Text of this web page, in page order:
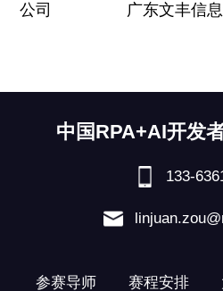
公司 广东文丰信
中国RPA+AI开发
133-
参赛导师 赛程安排